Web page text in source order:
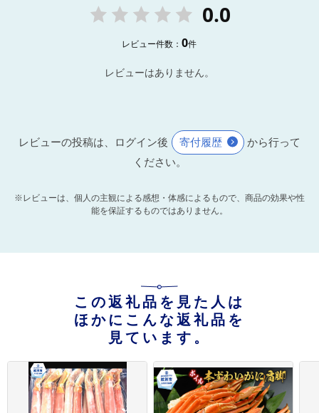
0.0
レビュー件数：0件
レビューはありません。
レビューの投稿は、ログイン後 寄付履歴
から行って
ください。
※レビューは、個人の主観による感想・体感によるもので、商品の効果や性
能を保証するものではありません。
この返礼品を見た人は
ほかにこんな返礼品を
見ています。